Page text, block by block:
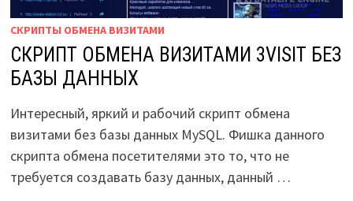
СКРИПТЫ ОБМЕНА ВИЗИТАМИ
СКРИПТ ОБМЕНА ВИЗИТАМИ 3VISIT БЕЗ
БАЗЫ ДАННЫХ
Интересный, яркий и рабочий скрипт обмена
визитами без базы данных MySQL. Фишка данного
скрипта обмена посетителями это то, что не
требуется создавать базу данных, данный …